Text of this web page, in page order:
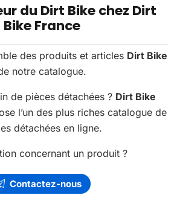
du Dirt Bike chez Dirt
Bike France
des produits et articles Dirt Bike
notre catalogue.
de pièces détachées ? Dirt Bike
l’un des plus riches catalogue de
détachées en ligne.
concernant un produit ?
Contactez-nous